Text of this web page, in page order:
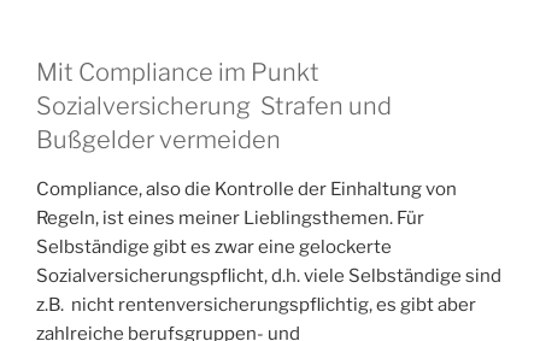
Mit Compliance im Punkt
Sozialversicherung Strafen und
Bußgelder vermeiden
Compliance, also die Kontrolle der Einhaltung von
Regeln, ist eines meiner Lieblingsthemen. Für
Selbständige gibt es zwar eine gelockerte
Sozialversicherungspflicht, d.h. viele Selbständige sind
z.B. nicht rentenversicherungspflichtig, es gibt aber
zahlreiche berufsgruppen- und